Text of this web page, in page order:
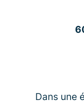
Dans une